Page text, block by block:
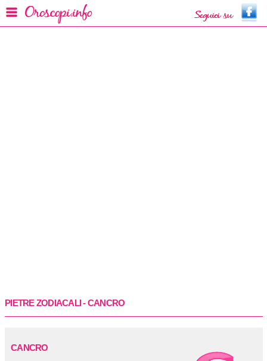
PIETRE ZODIACALI - CANCRO
CANCRO